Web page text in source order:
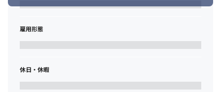
雇用形態
休日・休暇